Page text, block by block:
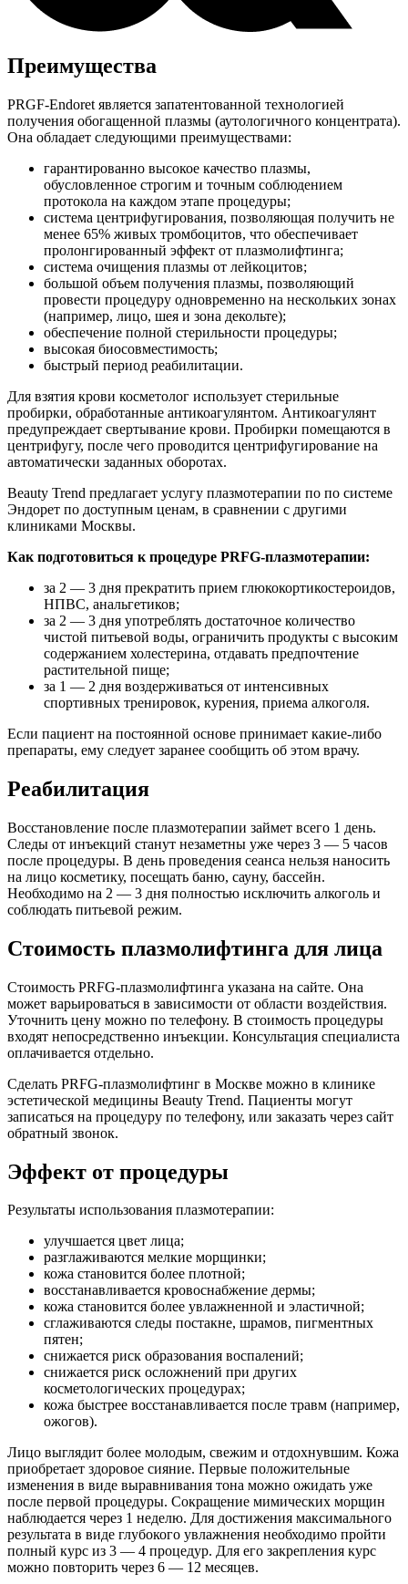
Преимущества
PRGF-Endoret является запатентованной технологией
получения обогащенной плазмы (аутологичного концентрата).
Она обладает следующими преимуществами:
гарантированно высокое качество плазмы,
обусловленное строгим и точным соблюдением
протокола на каждом этапе процедуры;
система центрифугирования, позволяющая получить не
менее 65% живых тромбоцитов, что обеспечивает
пролонгированный эффект от плазмолифтинга;
система очищения плазмы от лейкоцитов;
большой объем получения плазмы, позволяющий
провести процедуру одновременно на нескольких зонах
(например, лицо, шея и зона декольте);
обеспечение полной стерильности процедуры;
высокая биосовместимость;
быстрый период реабилитации.
Для взятия крови косметолог использует стерильные
пробирки, обработанные антикоагулянтом. Антикоагулянт
предупреждает свертывание крови. Пробирки помещаются в
центрифугу, после чего проводится центрифугирование на
автоматически заданных оборотах.
Beauty Trend предлагает услугу плазмотерапии по по системе
Эндорет по доступным ценам, в сравнении с другими
клиниками Москвы.
Как подготовиться к процедуре PRFG-плазмотерапии:
за 2 — 3 дня прекратить прием глюкокортикостероидов,
НПВС, анальгетиков;
за 2 — 3 дня употреблять достаточное количество
чистой питьевой воды, ограничить продукты с высоким
содержанием холестерина, отдавать предпочтение
растительной пище;
за 1 — 2 дня воздерживаться от интенсивных
спортивных тренировок, курения, приема алкоголя.
Если пациент на постоянной основе принимает какие-либо
препараты, ему следует заранее сообщить об этом врачу.
Реабилитация
Восстановление после плазмотерапии займет всего 1 день.
Следы от инъекций станут незаметны уже через 3 — 5 часов
после процедуры. В день проведения сеанса нельзя наносить
на лицо косметику, посещать баню, сауну, бассейн.
Необходимо на 2 — 3 дня полностью исключить алкоголь и
соблюдать питьевой режим.
Стоимость плазмолифтинга для лица
Стоимость PRFG-плазмолифтинга указана на сайте. Она
может варьироваться в зависимости от области воздействия.
Уточнить цену можно по телефону. В стоимость процедуры
входят непосредственно инъекции. Консультация специалиста
оплачивается отдельно.
Сделать PRFG-плазмолифтинг в Москве можно в клинике
эстетической медицины Beauty Trend. Пациенты могут
записаться на процедуру по телефону, или заказать через сайт
обратный звонок.
Эффект от процедуры
Результаты использования плазмотерапии:
улучшается цвет лица;
разглаживаются мелкие морщинки;
кожа становится более плотной;
восстанавливается кровоснабжение дермы;
кожа становится более увлажненной и эластичной;
сглаживаются следы постакне, шрамов, пигментных
пятен;
снижается риск образования воспалений;
снижается риск осложнений при других
косметологических процедурах;
кожа быстрее восстанавливается после травм (например,
ожогов).
Лицо выглядит более молодым, свежим и отдохнувшим. Кожа
приобретает здоровое сияние. Первые положительные
изменения в виде выравнивания тона можно ожидать уже
после первой процедуры. Сокращение мимических морщин
наблюдается через 1 неделю. Для достижения максимального
результата в виде глубокого увлажнения необходимо пройти
полный курс из 3 — 4 процедур. Для его закрепления курс
можно повторить через 6 — 12 месяцев.